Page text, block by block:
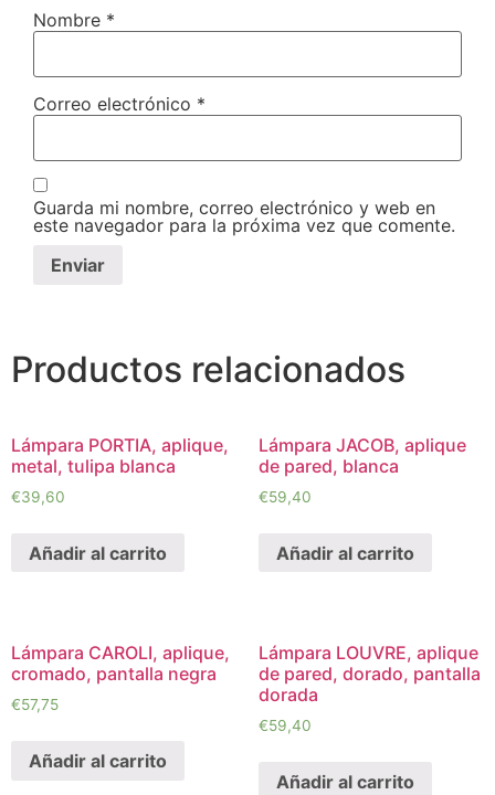
Nombre *
Correo electrónico *
Guarda mi nombre, correo electrónico y web en
este navegador para la próxima vez que comente.
Productos relacionados
Lámpara PORTIA, aplique,
metal, tulipa blanca
€39,60
Añadir al carrito
Lámpara JACOB, aplique
de pared, blanca
€59,40
Añadir al carrito
Lámpara CAROLI, aplique,
cromado, pantalla negra
€57,75
Añadir al carrito
Lámpara LOUVRE, aplique
de pared, dorado, pantalla
dorada
€59,40
Añadir al carrito